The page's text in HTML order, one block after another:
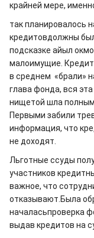
крайней мере,
так планировалось
кредитовдолжны
подсказке айыл
малоимущие.
в среднем «брали»
глава фонда, вся
нищетой шла
Первыми забили
информация, что
не доходят.
Льготные ссуды
участников
важное, что
отказывают.Была
началасьпроверка
выдав кредитов на